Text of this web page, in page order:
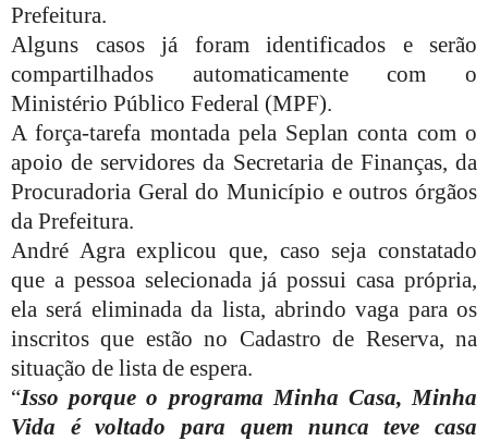
Prefeitura.
Alguns casos já foram identificados e serão
compartilhados automaticamente com o
Ministério Público Federal (MPF).
A força-tarefa montada pela Seplan conta com o
apoio de servidores da Secretaria de Finanças, da
Procuradoria Geral do Município e outros órgãos
da Prefeitura.
André Agra explicou que, caso seja constatado
que a pessoa selecionada já possui casa própria,
ela será eliminada da lista, abrindo vaga para os
inscritos que estão no Cadastro de Reserva, na
situação de lista de espera.
“Isso porque o programa Minha Casa, Minha
Vida é voltado para quem nunca teve casa